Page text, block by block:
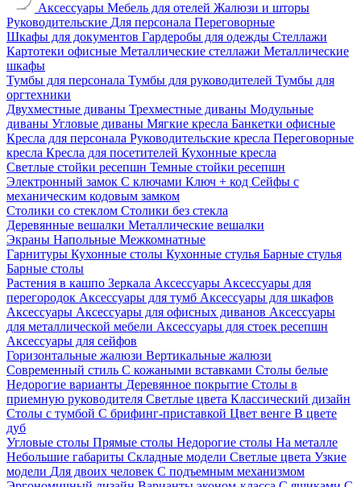
Аксессуары Мебель для отелей Жалюзи и шторы
Руководительские Для персонала Переговорные
Шкафы для документов Гардеробы для одежды Стеллажи
Картотеки офисные Металлические стеллажи Металлические
шкафы
Тумбы для персонала Тумбы для руководителей Тумбы для
оргтехники
Двухместные диваны Трехместные диваны Модульные
диваны Угловые диваны Мягкие кресла Банкетки офисные
Кресла для персонала Руководительские кресла Переговорные
кресла Кресла для посетителей Кухонные кресла
Светлые стойки ресепшн Темные стойки ресепшн
Электронный замок С ключами Ключ + код Сейфы с
механическим кодовым замком
Столики со стеклом Столики без стекла
Деревянные вешалки Металлические вешалки
Экраны Напольные Межкомнатные
Гарнитуры Кухонные столы Кухонные стулья Барные стулья
Барные столы
Растения в кашпо Зеркала Аксессуары Аксессуары для
перегородок Аксессуары для тумб Аксессуары для шкафов
Аксессуары Аксессуары для офисных диванов Аксессуары
для металлической мебели Аксессуары для стоек ресепшн
Аксессуары для сейфов
Горизонтальные жалюзи Вертикальные жалюзи
Современный стиль С кожаными вставками Столы белые
Недорогие варианты Деревянное покрытие Столы в
приемную руководителя Светлые цвета Классический дизайн
Столы с тумбой С брифинг-приставкой Цвет венге В цвете
дуб
Угловые столы Прямые столы Недорогие столы На металле
Небольшие габариты Складные модели Светлые цвета Узкие
модели Для двоих человек С подъемным механизмом